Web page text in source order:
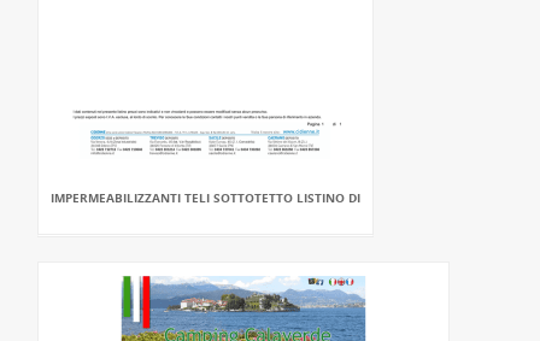
IMPERMEABILIZZANTI TELI SOTTOTETTO LISTINO DI